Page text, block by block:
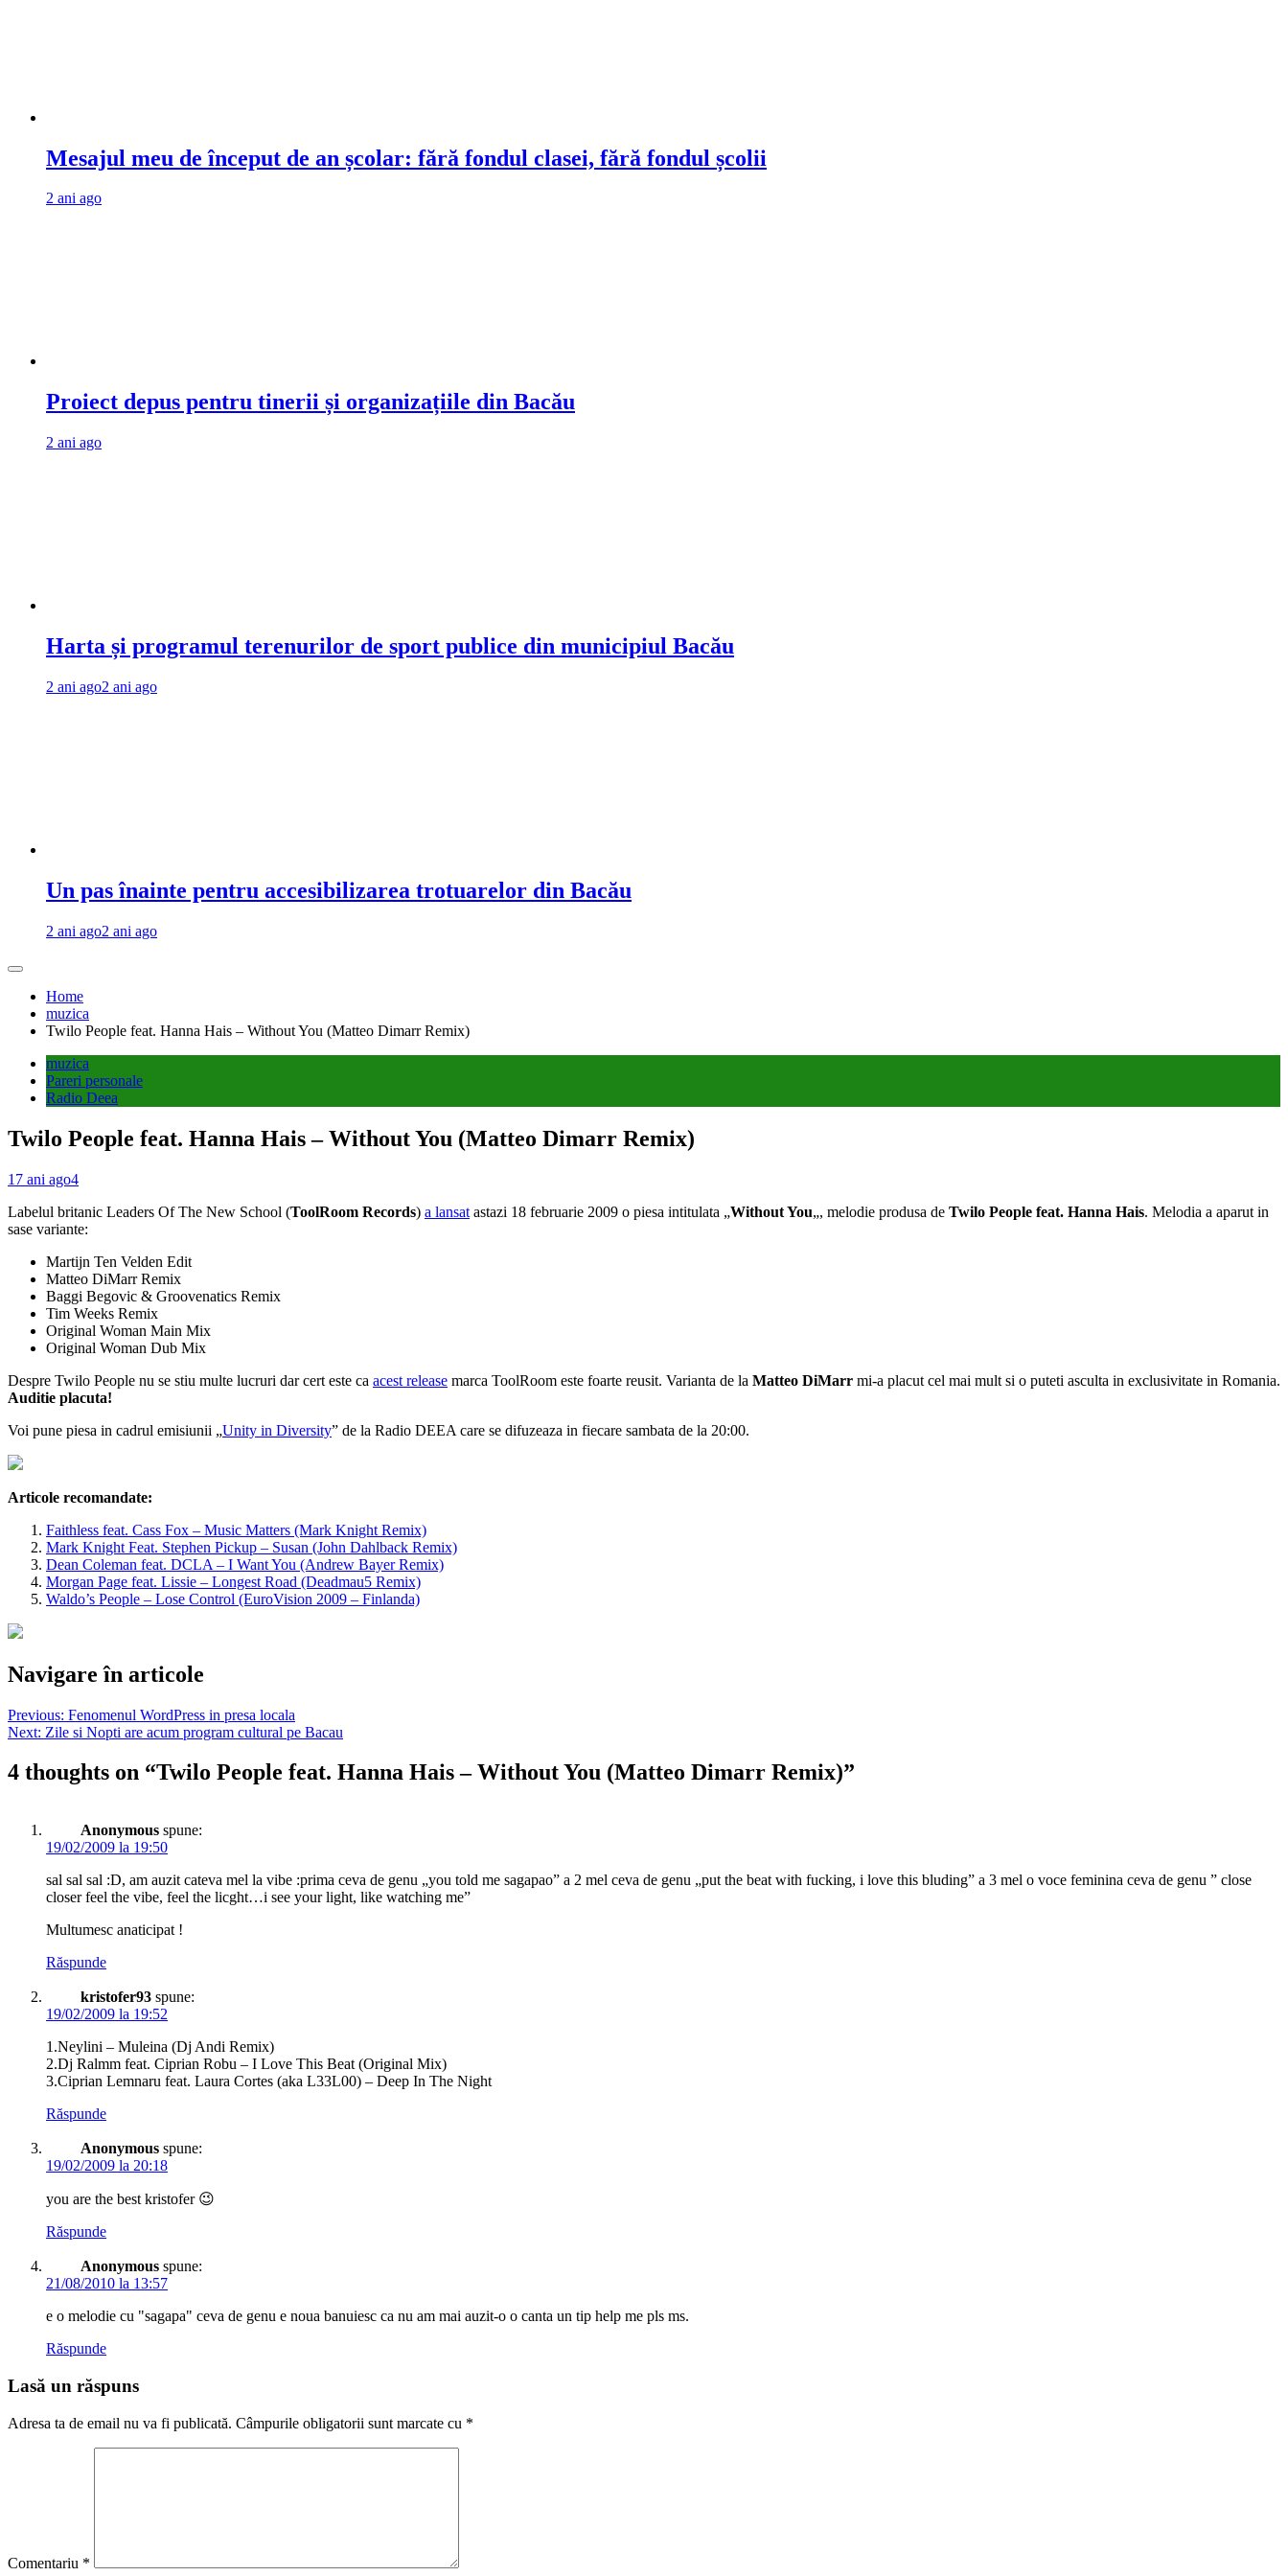
Mesajul meu de început de an școlar: fără fondul clasei, fără fondul școlii
2 ani ago
Proiect depus pentru tinerii și organizațiile din Bacău
2 ani ago
Harta și programul terenurilor de sport publice din municipiul Bacău
2 ani ago2 ani ago
Un pas înainte pentru accesibilizarea trotuarelor din Bacău
2 ani ago2 ani ago
Home
muzica
Twilo People feat. Hanna Hais – Without You (Matteo Dimarr Remix)
muzica
Pareri personale
Radio Deea
Twilo People feat. Hanna Hais – Without You (Matteo Dimarr Remix)
17 ani ago4
Labelul britanic Leaders Of The New School (ToolRoom Records) a lansat astazi 18 februarie 2009 o piesa intitulata „Without You„, melodie produsa de Twilo People feat. Hanna Hais. Melodia a aparut in
sase variante:
Martijn Ten Velden Edit
Matteo DiMarr Remix
Baggi Begovic & Groovenatics Remix
Tim Weeks Remix
Original Woman Main Mix
Original Woman Dub Mix
Despre Twilo People nu se stiu multe lucruri dar cert este ca acest release marca ToolRoom este foarte reusit. Varianta de la Matteo DiMarr mi-a placut cel mai mult si o puteti asculta in exclusivitate in Romania.
Auditie placuta!
Voi pune piesa in cadrul emisiunii „Unity in Diversity” de la Radio DEEA care se difuzeaza in fiecare sambata de la 20:00.
Articole recomandate:
Faithless feat. Cass Fox – Music Matters (Mark Knight Remix)
Mark Knight Feat. Stephen Pickup – Susan (John Dahlback Remix)
Dean Coleman feat. DCLA – I Want You (Andrew Bayer Remix)
Morgan Page feat. Lissie – Longest Road (Deadmau5 Remix)
Waldo’s People – Lose Control (EuroVision 2009 – Finlanda)
Navigare în articole
Previous: Fenomenul WordPress in presa locala
Next: Zile si Nopti are acum program cultural pe Bacau
4 thoughts on “Twilo People feat. Hanna Hais – Without You (Matteo Dimarr Remix)”
Anonymous spune:
19/02/2009 la 19:50
sal sal sal :D, am auzit cateva mel la vibe :prima ceva de genu „you told me sagapao” a 2 mel ceva de genu „put the beat with fucking, i love this bluding” a 3 mel o voce feminina ceva de genu ” close
closer feel the vibe, feel the licght…i see your light, like watching me”
Multumesc anaticipat !
Răspunde
kristofer93 spune:
19/02/2009 la 19:52
1.Neylini – Muleina (Dj Andi Remix)
2.Dj Ralmm feat. Ciprian Robu – I Love This Beat (Original Mix)
3.Ciprian Lemnaru feat. Laura Cortes (aka L33L00) – Deep In The Night
Răspunde
Anonymous spune:
19/02/2009 la 20:18
you are the best kristofer 😉
Răspunde
Anonymous spune:
21/08/2010 la 13:57
e o melodie cu "sagapa" ceva de genu e noua banuiesc ca nu am mai auzit-o o canta un tip help me pls ms.
Răspunde
Lasă un răspuns
Adresa ta de email nu va fi publicată. Câmpurile obligatorii sunt marcate cu *
Comentariu *